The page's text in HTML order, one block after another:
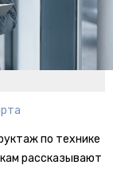
по технике
рассказывают